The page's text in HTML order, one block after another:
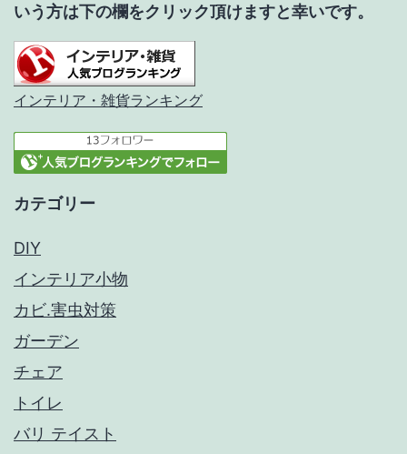
いう方は下の欄をクリック頂けますと幸いです。
インテリア・雑貨ランキング
カテゴリー
DIY
インテリア小物
カビ.害虫対策
ガーデン
チェア
トイレ
バリ テイスト